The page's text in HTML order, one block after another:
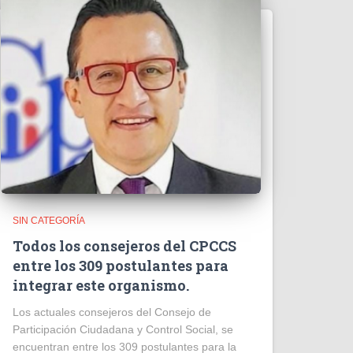
SIN CATEGORÍA
Todos los consejeros del CPCCS
entre los 309 postulantes para
integrar este organismo.
Los actuales consejeros del Consejo de
Participación Ciudadana y Control Social, se
encuentran entre los 309 postulantes para la